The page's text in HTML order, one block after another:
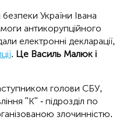
України Івана
антикорупційного
електронні декларації,
. Це Василь Малюк і
голови СБУ,
"К" - підрозділ по
злочинністю.